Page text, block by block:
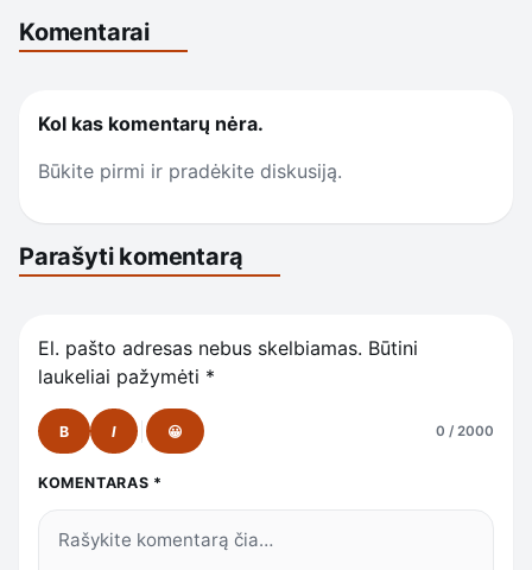
Komentarai
Kol kas komentarų nėra.
Būkite pirmi ir pradėkite diskusiją.
Parašyti komentarą
El. pašto adresas nebus skelbiamas. Būtini
laukeliai pažymėti *
B I 😀 0 / 2000
KOMENTARAS *